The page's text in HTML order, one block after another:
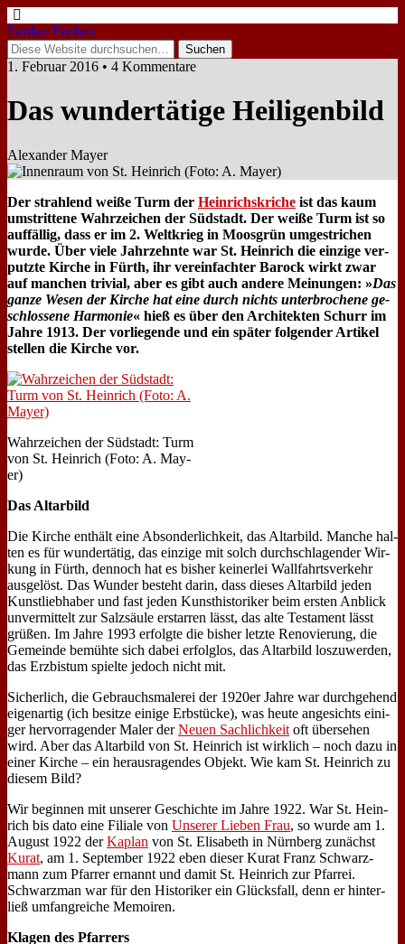
Fürther Freiheit
1. Februar 2016 • 4 Kommentare
Das wun­der­tä­ti­ge Hei­li­gen­bild
Alexander Mayer
Der strah­lend wei­ße Turm der Hein­rich­sk­ri­che ist das kaum
um­strit­te­ne Wahr­zei­chen der Süd­stadt. Der wei­ße Turm ist so
auf­fäl­lig, dass er im 2. Welt­krieg in Moos­grün um­ge­stri­chen
wur­de. Über vie­le Jahr­zehn­te war St. Hein­rich die ein­zi­ge ver­
putz­te Kir­che in Fürth, ihr ver­ein­fach­ter Ba­rock wirkt zwar
auf man­chen tri­vi­al, aber es gibt auch an­de­re Mei­nun­gen: »Das
gan­ze We­sen der Kir­che hat ei­ne durch nichts un­ter­bro­che­ne ge­
schlos­se­ne Har­mo­nie« hieß es über den Ar­chi­tek­ten Schurr im
Jah­re 1913. Der vor­lie­gen­de und ein spä­ter fol­gen­der Ar­ti­kel
stel­len die Kir­che vor.
Wahr­zei­chen der Süd­stadt: Turm
von St. Hein­rich (Fo­to: A. May­
er)
Das Al­tar­bild
Die Kir­che ent­hält ei­ne Ab­son­der­lich­keit, das Al­tar­bild. Man­che hal­
ten es für wun­der­tä­tig, das ein­zi­ge mit solch durch­schla­gen­der Wir­
kung in Fürth, den­noch hat es bis­her kei­ner­lei Wall­fahrts­ver­kehr
aus­ge­löst. Das Wun­der be­steht dar­in, dass die­ses Al­tar­bild je­den
Kunst­lieb­ha­ber und fast je­den Kunst­hi­sto­ri­ker beim er­sten An­blick
un­ver­mit­telt zur Salz­säu­le er­star­ren lässt, das al­te Te­sta­ment lässt
grü­ßen. Im Jah­re 1993 er­folg­te die bis­her letz­te Re­no­vie­rung, die
Ge­mein­de be­müh­te sich da­bei er­folg­los, das Al­tar­bild los­zu­wer­den,
das Erz­bis­tum spiel­te je­doch nicht mit.
Si­cher­lich, die Ge­brauchs­ma­le­rei der 1920er Jah­re war durch­ge­hend
ei­gen­ar­tig (ich be­sit­ze ei­ni­ge Erb­stücke), was heu­te an­ge­sichts ei­ni­
ger her­vor­ra­gen­der Ma­ler derNeu­en Sach­lich­keit oft über­se­hen
wird. Aber das Al­tar­bild von St. Hein­rich ist wirk­lich – noch da­zu in
ei­ner Kir­che – ein her­aus­ra­gen­des Ob­jekt. Wie kam St. Hein­rich zu
die­sem Bild?
Wir be­gin­nen mit un­se­rer Ge­schich­te im Jah­re 1922. War St. Hein­
rich bis da­to ei­ne Fi­lia­le von Un­se­rer Lie­ben Frau, so wur­de am 1.
Au­gust 1922 derKa­plan von St. Eli­sa­beth in Nürn­berg zu­nächst
Ku­rat, am 1. Sep­tem­ber 1922 eben die­ser Ku­rat Franz Schwarz­
mann zum Pfar­rer er­nannt und da­mit St. Hein­rich zur Pfar­rei.
Schwarz­man war für den Hi­sto­ri­ker ein Glücks­fall, denn er hin­ter­
ließ um­fang­rei­che Me­moi­ren.
Kla­gen des Pfar­rers